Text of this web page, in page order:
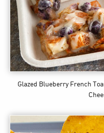
Glazed Blueberry French